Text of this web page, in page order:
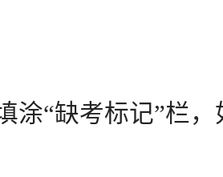
“缺考标记”栏，